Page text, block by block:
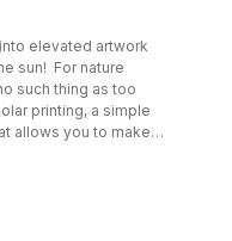
elevated artwork
nature
such thing as too
printing, a simple
allows you to make